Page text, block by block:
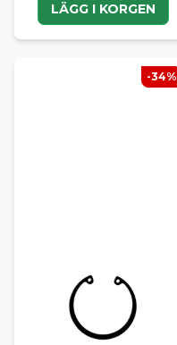
LÄGG I KORGEN
-34%